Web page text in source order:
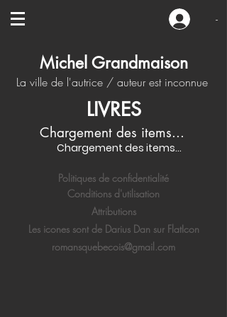
-
Michel Grandmaison
La ville de l'autrice / auteur est inconnue
LIVRES
Chargement des items...
Chargement des items...
Politiques de confidentialité
Conditions d'utilisation
Attributions
Les icones sont de Darius Dan sur FlatIcon
romansquebecois@gmail.com